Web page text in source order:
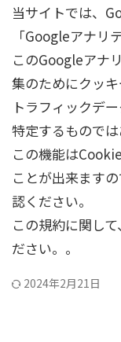
当サイトでは、
「Googleアナリ
このGoogleアナ
集のためにクッ
トラフィックデ
特定するものでは
この機能は
ことが出来ます
認ください。
この規約に関し
ださい。。
2024年2月21日